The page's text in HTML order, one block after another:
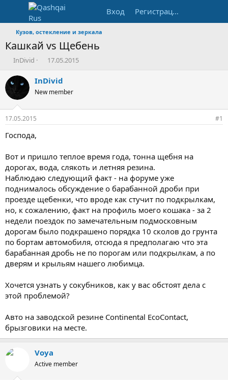
Вход Регистрация
Кузов, остекление и зеркала
Кашкай vs Щебень
А
т
о
т
е
м
ы
InDivid
Д
т
н
а
17.05.2015
InDivid
New member
17.05.2015 #1
Господа,
Вот и пришло теплое время года, тонна щебня на
дорогах, вода, слякоть и летняя резина.
Наблюдаю следующий факт - на форуме уже
поднималось обсуждение о барабанной дроби при
проезде щебенки, что вроде как стучит по подкрылкам,
но, к сожалению, факт на профиль моего кошака - за 2
недели поездок по замечательным подмосковным
дорогам было подкрашено порядка 10 сколов до грунта
по бортам автомобиля, отсюда я предполагаю что эта
барабанная дробь не по порогам или подкрылкам, а по
дверям и крыльям нашего любимца.
Хочется узнать у сокубников, как у вас обстоят дела с
этой проблемой?
Авто на заводской резине Continental EcoContact,
брызговики на месте.
Voya
Active member